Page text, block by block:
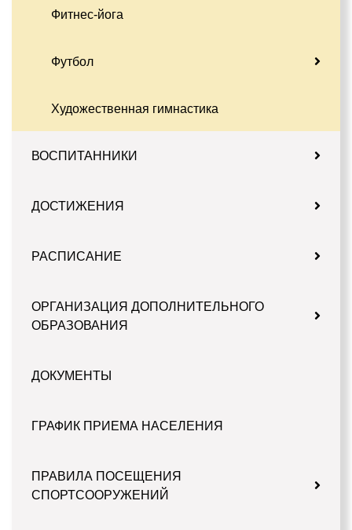
Фитнес-йога
Футбол
Художественная гимнастика
ВОСПИТАННИКИ
ДОСТИЖЕНИЯ
РАСПИСАНИЕ
ОРГАНИЗАЦИЯ ДОПОЛНИТЕЛЬНОГО
ОБРАЗОВАНИЯ
ДОКУМЕНТЫ
ГРАФИК ПРИЕМА НАСЕЛЕНИЯ
ПРАВИЛА ПОСЕЩЕНИЯ
СПОРТСООРУЖЕНИЙ